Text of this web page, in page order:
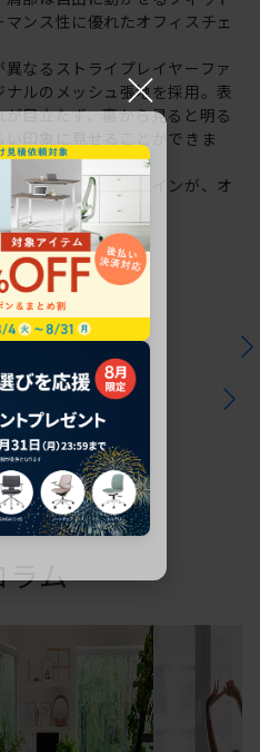
ンス性に優れたオフィスチェ
なるストライプレイヤーファ
ルのメッシュ張地を採用。表
目立たず、裏から見ると明る
印象に見せることができま
のある美しいデザインが、オ
ラム
×